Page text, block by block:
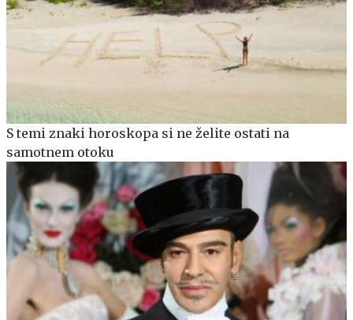
S temi znaki horoskopa si ne želite ostati na
samotnem otoku